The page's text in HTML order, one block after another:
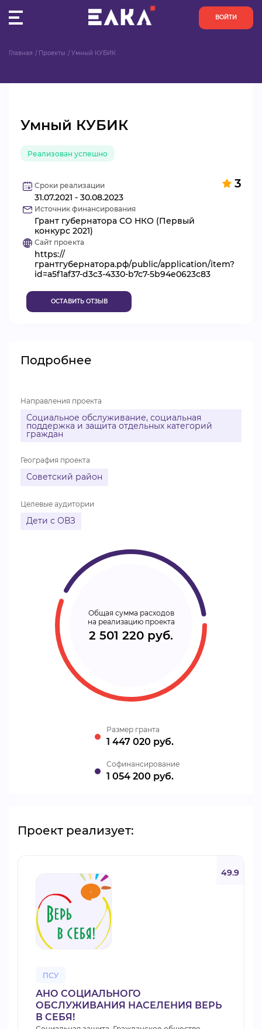
ВОЙТИ
ОРГАНИЗАЦИИ
АКТИВИСТЫ
ПРОЕКТЫ
АНАЛИТИКА
БАЗА ЗНАНИЙ
ВИДЕОКУРСЫ
Главная Проекты Умный КУБИК
Умный КУБИК
Реализован успешно
3
Сроки реализации
31.07.2021 - 30.08.2023
Источник финансирования
Грант губернатора СО НКО (Первый
конкурс 2021)
Сайт проекта
https://
грантгубернатора.рф/public/application/item?
id=a5f1af37-d3c3-4330-b7c7-5b94e0623c83
ОСТАВИТЬ ОТЗЫВ
Подробнее
Направления проекта
Социальное обслуживание, социальная
поддержка и защита отдельных категорий
граждан
География проекта
Советский район
Целевые аудитории
Дети с ОВЗ
Общая сумма расходов
на реализацию проекта
2 501 220 руб.
Размер гранта
1 447 020 руб.
Cофинансирование
1 054 200 руб.
Проект реализует:
ПСУ
49.9
АНО СОЦИАЛЬНОГО
ОБСЛУЖИВАНИЯ НАСЕЛЕНИЯ ВЕРЬ
В СЕБЯ!